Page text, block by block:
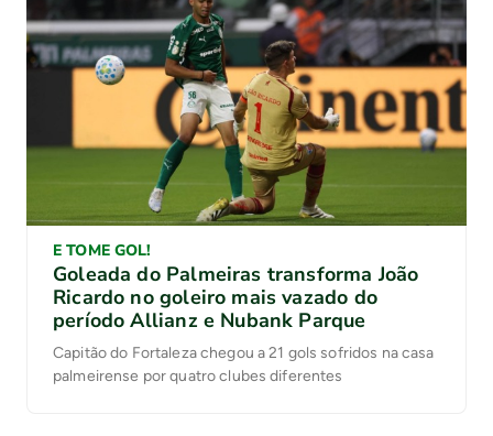
E TOME GOL!
Goleada do Palmeiras transforma João
Ricardo no goleiro mais vazado do
período Allianz e Nubank Parque
Capitão do Fortaleza chegou a 21 gols sofridos na casa
palmeirense por quatro clubes diferentes